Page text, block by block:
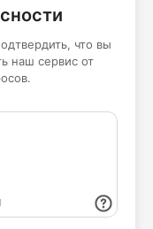
что вы
наш сервис от